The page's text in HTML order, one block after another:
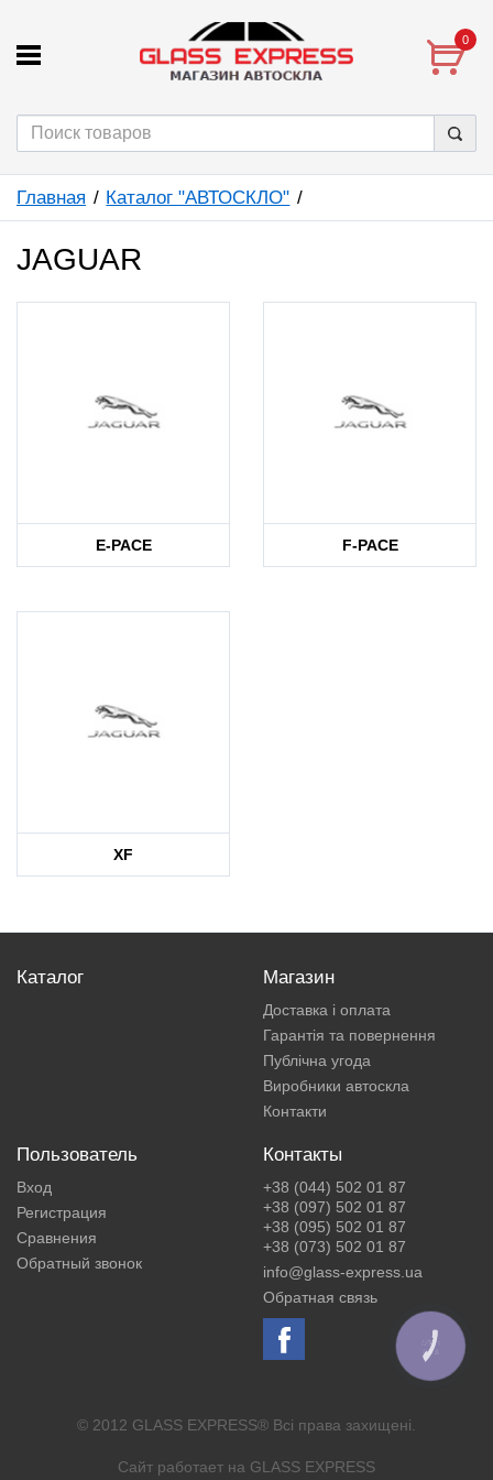
0
Главная Каталог "АВТОСКЛО"
JAGUAR
E-PACE F-PACE
XF
Каталог Магазин
Доставка і оплата
Гарантія та повернення
Публічна угода
Виробники автоскла
Контакти
Пользователь
Вход
Регистрация
Сравнения
Обратный звонок
Контакты
+38 (044) 502 01 87
+38 (097) 502 01 87
+38 (095) 502 01 87
+38 (073) 502 01 87
info@glass-express.ua
Обратная связь
© 2012 GLASS EXPRESS® Всі права захищені.
Сайт работает на GLASS EXPRESS
КНОПКА
ЗВ'ЯЗКУ